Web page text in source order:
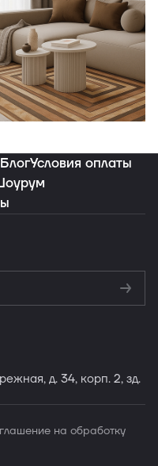
БлогУсловия оплаты
Обработку
д. 34, корп. 2, зд.
на обработку